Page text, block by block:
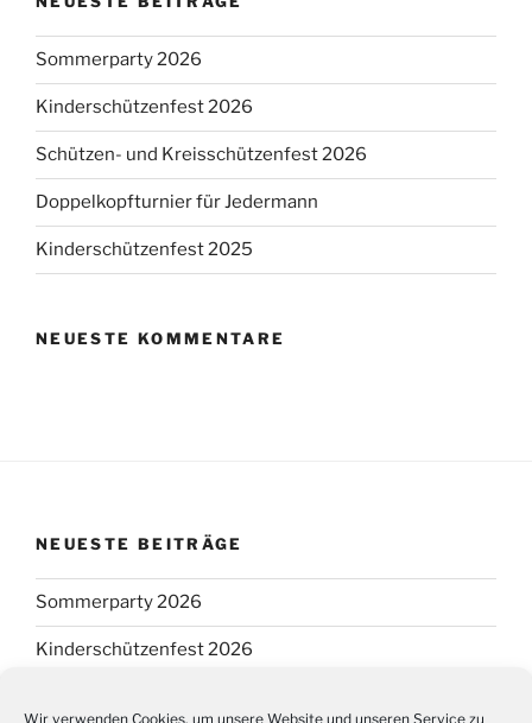
Wir verwenden Cookies, um unsere Website und unseren Service zu
Sommerparty 2026
Kinderschützenfest 2026
Schützen- und Kreisschützenfest 2026
Doppelkopfturnier für Jedermann
Kinderschützenfest 2025
NEUESTE KOMMENTARE
NEUESTE BEITRÄGE
Sommerparty 2026
Kinderschützenfest 2026